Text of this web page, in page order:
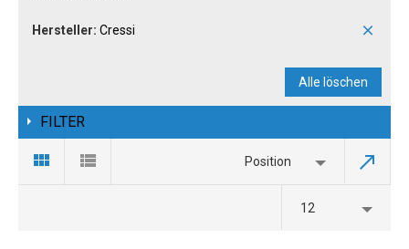
Hersteller: Cressi
Alle löschen
FILTER
Position
12